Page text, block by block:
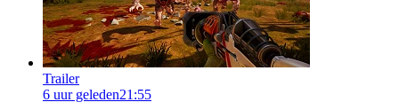
Trailer
6 uur geleden21:55